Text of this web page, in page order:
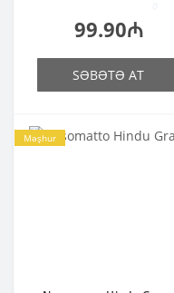
99.90₼
SƏBƏTƏ AT
Məşhur